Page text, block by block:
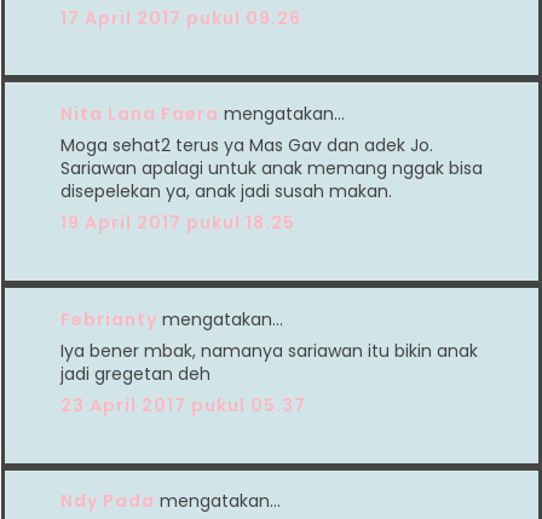
17 April 2017 pukul 09.26
Nita Lana Faera mengatakan…
Moga sehat2 terus ya Mas Gav dan adek Jo.
Sariawan apalagi untuk anak memang nggak bisa
disepelekan ya, anak jadi susah makan.
19 April 2017 pukul 18.25
Febrianty mengatakan…
Iya bener mbak, namanya sariawan itu bikin anak
jadi gregetan deh
23 April 2017 pukul 05.37
Ndy Pada mengatakan…